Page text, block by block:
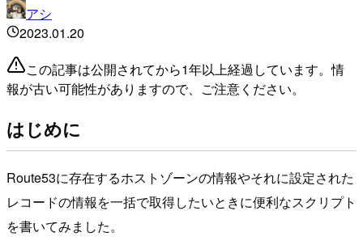
アシ
2023.01.20
この記事は公開されてから1年以上経過しています。情
報が古い可能性がありますので、ご注意ください。
はじめに
Route53に存在するホストゾーンの情報やそれに設定された
レコードの情報を一括で取得したいときに便利なスクリプト
を書いてみました。